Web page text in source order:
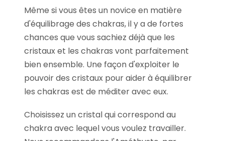
Même si vous êtes un novice en matière
d'équilibrage des chakras, il y a de fortes
chances que vous sachiez déjà que les
cristaux et les chakras vont parfaitement
bien ensemble. Une façon d'exploiter le
pouvoir des cristaux pour aider à équilibrer
les chakras est de méditer avec eux.
Choisissez un cristal qui correspond au
chakra avec lequel vous voulez travailler.